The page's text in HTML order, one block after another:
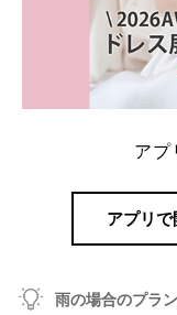
アプ
アプリで
雨の場合のプラ